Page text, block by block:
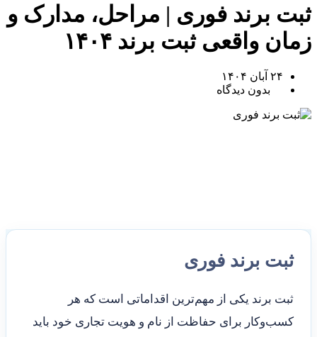
ثبت برند فوری | مراحل، مدارک و
زمان واقعی ثبت برند ۱۴۰۴
۲۴ آبان ۱۴۰۴
بدون دیدگاه
ثبت برند فوری
ثبت برند یکی از مهم‌ترین اقداماتی است که هر
کسب‌وکار برای حفاظت از نام و هویت تجاری خود باید